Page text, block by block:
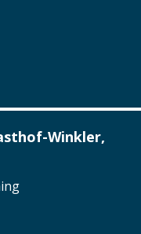
Winkler,